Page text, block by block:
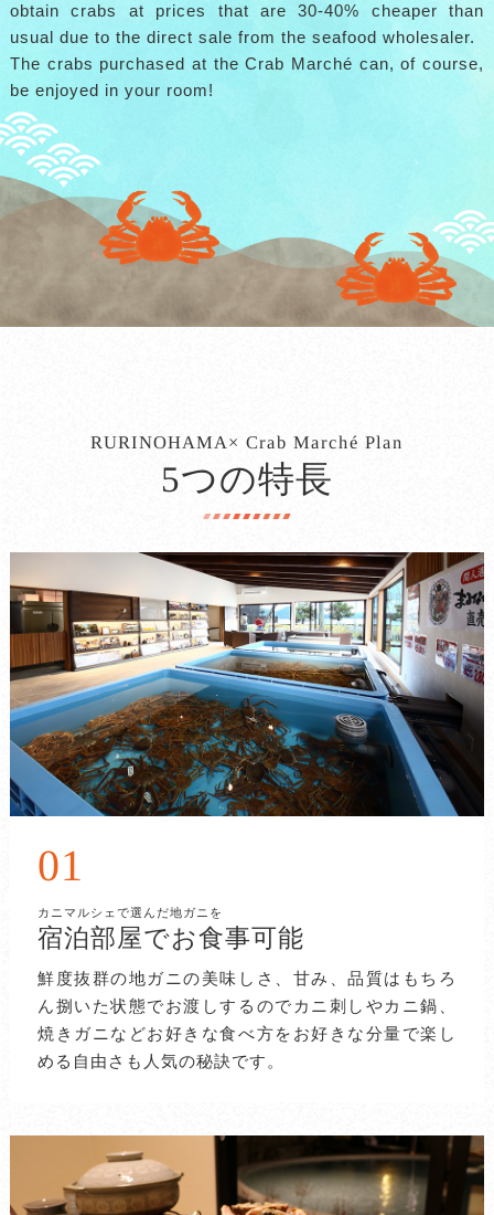
obtain crabs at prices that are 30-40% cheaper than
usual due to the direct sale from the seafood wholesaler.
The crabs purchased at the Crab Marché can, of course,
be enjoyed in your room!
RURINOHAMA× Crab Marché Plan
5つの特長
01
カニマルシェで選んだ地ガニを
宿泊部屋でお食事可能
鮮度抜群の地ガニの美味しさ、甘み、品質はもちろ
ん捌いた状態でお渡しするのでカニ刺しやカニ鍋、
焼きガニなどお好きな食べ方をお好きな分量で楽し
める自由さも人気の秘訣です。